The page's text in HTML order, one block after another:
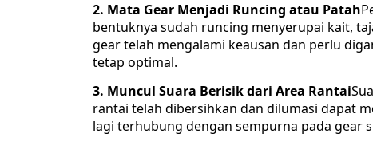
2. Mata Gear Menjadi Runcing atau Patah
bentuknya sudah runcing menyerupai kait,
gear telah mengalami keausan dan perlu
tetap optimal.
3. Muncul Suara Berisik dari Area Rantai
rantai telah dibersihkan dan dilumasi dapat
lagi terhubung dengan sempurna pada gear